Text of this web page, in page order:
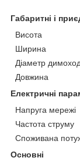
Габаритні і
Висота
Ширина
Діаметр
Довжина
Електричні
Напруга мережі
Частота струму
Споживана
Основні